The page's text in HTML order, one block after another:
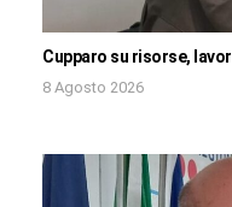
Cupparo su risorse,
8 Agosto 2026